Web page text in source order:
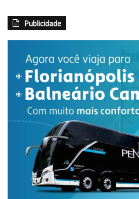
Publicidade